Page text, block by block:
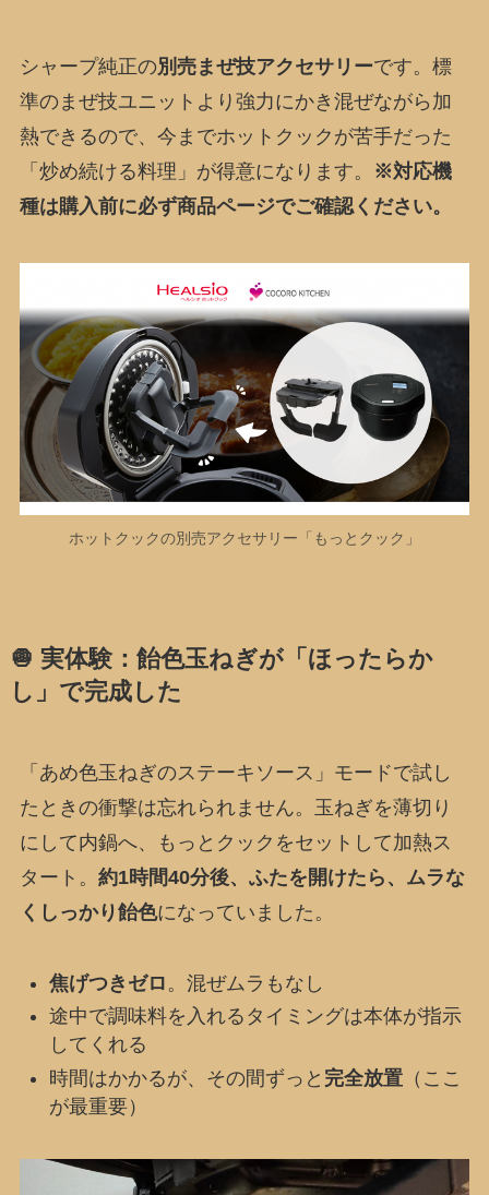
シャープ純正の別売まぜ技アクセサリーです。標
準のまぜ技ユニットより強力にかき混ぜながら加
熱できるので、今までホットクックが苦手だった
「炒め続ける料理」が得意になります。
※対応機
種は購入前に必ず商品ページでご確認ください。
ホットクックの別売アクセサリー「もっとクック」
🧅 実体験：飴色玉ねぎが「ほったらか
し」で完成した
「あめ色玉ねぎのステーキソース」モードで試し
たときの衝撃は忘れられません。玉ねぎを薄切り
にして内鍋へ、もっとクックをセットして加熱ス
タート。 約1時間40分後、ふたを開けたら、ムラな
くしっかり飴色になっていました。
焦げつきゼロ 。混ぜムラもなし
途中で調味料を入れるタイミングは本体が指示
してくれる
時間はかかるが、その間ずっと 完全放置（ここ
が最重要）